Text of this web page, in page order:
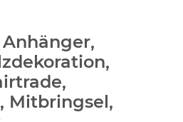
Anhänger,
Mitbringsel,